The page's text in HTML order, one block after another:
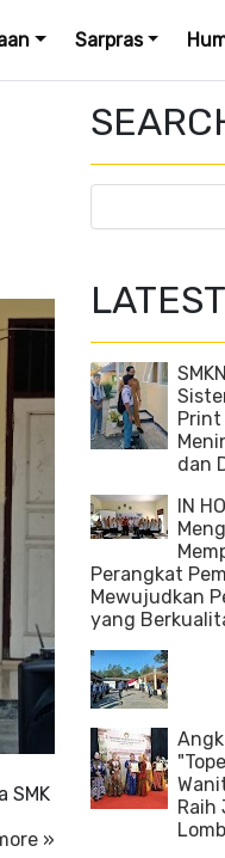
Sarpras
SMK
»
LATEST
dan
IN
Perangkat
Mewujudkan
yang
Raih